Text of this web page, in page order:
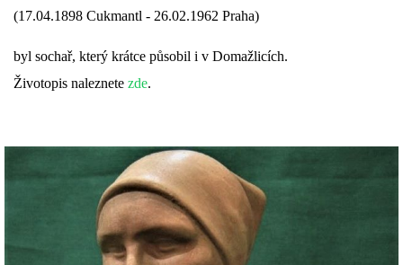
OSOBNOSTI
ODKAZY
(17.04.1898 Cukmantl - 26.02.1962 Praha)
byl sochař, který krátce působil i v Domažlicích.
Životopis naleznete zde.